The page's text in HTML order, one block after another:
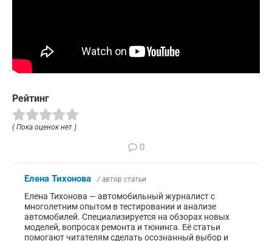
Рейтинг
( Пока оценок нет )
0
Елена Тихонова / автор статьи
Елена Тихонова — автомобильный журналист с
многолетним опытом в тестировании и анализе
автомобилей. Специализируется на обзорах новых
моделей, вопросах ремонта и тюнинга. Её статьи
помогают читателям сделать осознанный выбор и